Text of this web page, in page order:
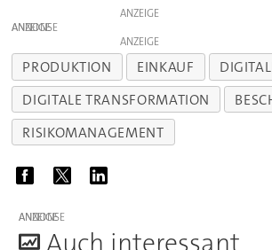
ANZEIGE
ANZEIGE
ANZEIGE
PRODUKTION EINKAUF
DIGITALE TRANSFORMATION
RISIKOMANAGEMENT
ANZEIGE
Auch interessant